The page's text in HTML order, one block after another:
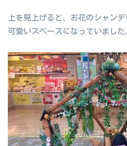
上を見上げると、お花のシャン
可愛いスペースになっていました